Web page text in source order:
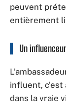
peuvent
entièrement
Un
influent,
dans la vraie